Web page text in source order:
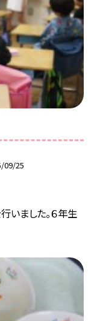
09/25
いました。６年生